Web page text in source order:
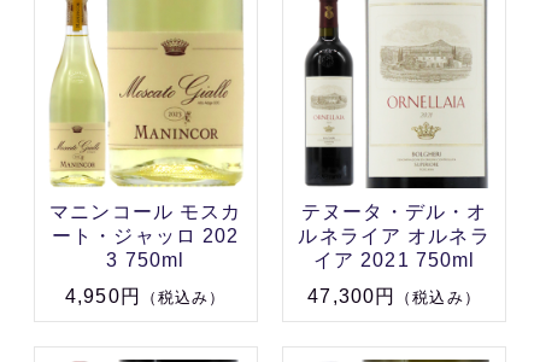
マニンコール モスカ
ート・ジャッロ 202
3 750ml
4,950円
（税込み）
テヌータ・デル・オ
ルネライア オルネラ
イア 2021 750ml
47,300円
（税込み）